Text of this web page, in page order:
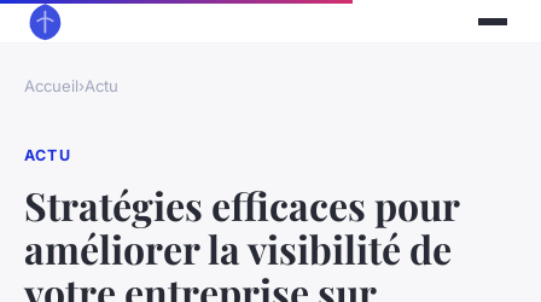
Accueil›Actu
ACTU
Stratégies efficaces pour
améliorer la visibilité de